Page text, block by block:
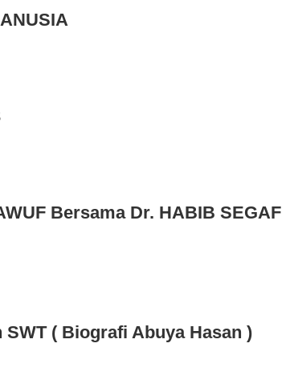
Bersama Dr. HABIB SEGAF
( Biografi Abuya Hasan )